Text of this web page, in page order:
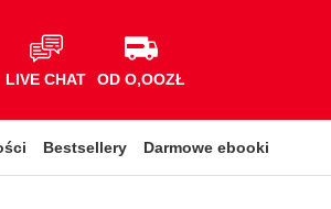
LIVE CHAT OD O,OOZŁ
Bestsellery Darmowe ebooki